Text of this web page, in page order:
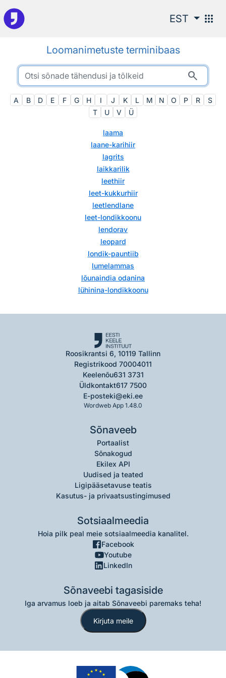
Otsingu juurde
EST apps
Loomanimetuste terminibaas
search
A B D E F G H I J K L M N O P R
S
T
U V Ü
laama
laane-karihiir
lagrits
laikkarilik
leethiir
leet-kukkurhiir
leetlendlane
leet-londikkoonu
lendorav
leopard
londik-pauntiib
lumelammas
lõunaindia odanina
lühinina-londikkoonu
Roosikrantsi 6, 10119 Tallinn
Registrikood 70004011
Keelenõu631 3731
Üldkontakt617 7500
E-posteki@eki.ee
Wordweb App 1.48.0
Sõnaveeb
Portaalist
Sõnakogud
Ekilex API
Uudised ja teated
Ligipääsetavuse teatis
Kasutus- ja privaatsustingimused
Sotsiaalmeedia
Hoia pilk peal meie sotsiaalmeedia kanalitel.
Facebook
Youtube
LinkedIn
Sõnaveebi tagasiside
Iga arvamus loeb ja aitab Sõnaveebi paremaks teha!
Kirjuta meile